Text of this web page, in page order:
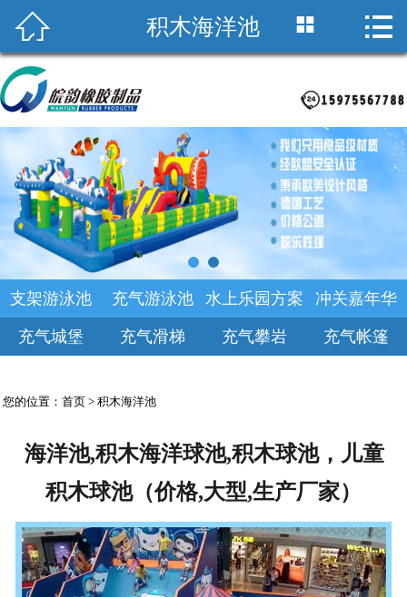
首页
积木海洋池
支架游泳池
产品中心
乐园规划
新闻中心
诚聘英才
 积木海洋池  
支架游泳池 充气游泳池 水上乐园方案 冲关嘉年华
充气城堡 充气滑梯 充气攀岩 充气帐篷
您的位置： 首页 > 积木海洋池
海洋池,积木海洋球池,积木球池，儿童
积木球池（价格,大型,生产厂家）